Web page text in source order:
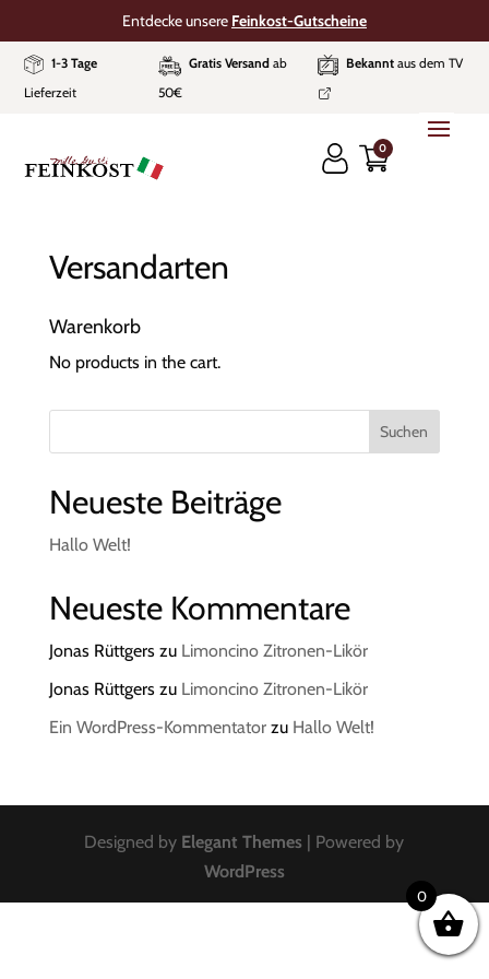
Entdecke unsere Feinkost-Gutscheine
1-3 Tage
Lieferzeit
Gratis Versand ab
50€
Bekanntaus dem TV
0
Versandarten
Warenkorb
No products in the cart.
Suchen
Neueste Beiträge
Hallo Welt!
Neueste Kommentare
Jonas Rüttgerszu Limoncino Zitronen-Likör
Jonas Rüttgerszu Limoncino Zitronen-Likör
Ein WordPress-Kommentatorzu Hallo Welt!
Designed by Elegant Themes | Powered by
WordPress
0